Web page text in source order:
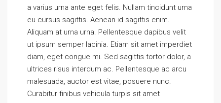
a varius urna ante eget felis. Nullam tincidunt urna
eu cursus sagittis. Aenean id sagittis enim.
Aliquam at urna urna. Pellentesque dapibus velit
ut ipsum semper lacinia. Etiam sit amet imperdiet
diam, eget congue mi. Sed sagittis tortor dolor, a
ultrices risus interdum ac. Pellentesque ac arcu
malesuada, auctor est vitae, posuere nunc.
Curabitur finibus vehicula turpis sit amet